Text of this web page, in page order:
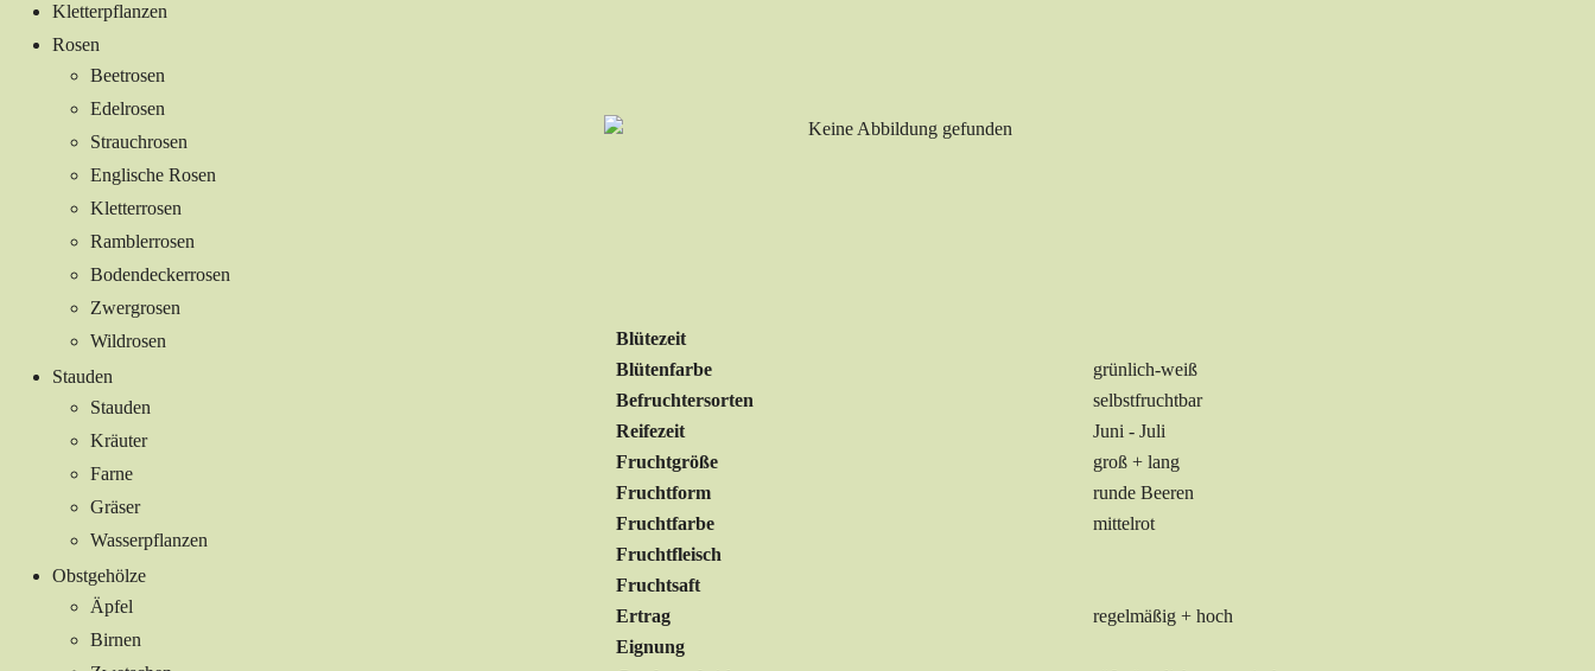
Kletterpflanzen
Rosen
Beetrosen
Edelrosen
Strauchrosen
Englische Rosen
Kletterrosen
Ramblerrosen
Bodendeckerrosen
Zwergrosen
Wildrosen
Stauden
Stauden
Kräuter
Farne
Gräser
Wasserpflanzen
Obstgehölze
Äpfel
Birnen
Blütezeit
Blütenfarbe
grünlich-weiß
Befruchtersorten
selbstfruchtbar
Reifezeit
Juni - Juli
Fruchtgröße
groß + lang
Fruchtform
runde Beeren
Fruchtfarbe
mittelrot
Fruchtfleisch
Fruchtsaft
Ertrag
regelmäßig + hoch
Eignung